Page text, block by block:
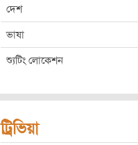
দেশ
ভাষা
শ্যুটিং লোকেশন
ট্রিভিয়া